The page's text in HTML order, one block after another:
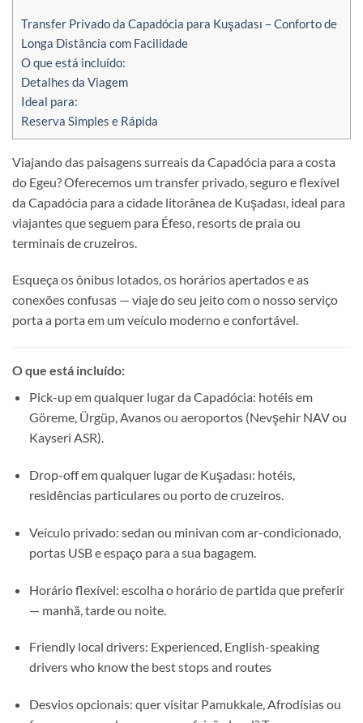
Transfer Privado da Capadócia para Kuşadası – Conforto de
Longa Distância com Facilidade
O que está incluído:
Detalhes da Viagem
Ideal para:
Reserva Simples e Rápida
Viajando das paisagens surreais da Capadócia para a costa
do Egeu? Oferecemos um transfer privado, seguro e flexível
da Capadócia para a cidade litorânea de Kuşadası, ideal para
viajantes que seguem para Éfeso, resorts de praia ou
terminais de cruzeiros.
Esqueça os ônibus lotados, os horários apertados e as
conexões confusas — viaje do seu jeito com o nosso serviço
porta a porta em um veículo moderno e confortável.
O que está incluído:
Pick-up em qualquer lugar da Capadócia: hotéis em
Göreme, Ürgüp, Avanos ou aeroportos (Nevşehir NAV ou
Kayseri ASR).
Drop-off em qualquer lugar de Kuşadası: hotéis,
residências particulares ou porto de cruzeiros.
Veículo privado: sedan ou minivan com ar-condicionado,
portas USB e espaço para a sua bagagem.
Horário flexível: escolha o horário de partida que preferir
— manhã, tarde ou noite.
Friendly local drivers: Experienced, English-speaking
drivers who know the best stops and routes
Desvios opcionais: quer visitar Pamukkale, Afrodísias ou